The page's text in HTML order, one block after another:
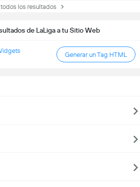
los resultados
de LaLiga a tu Sitio Web
Generar un Tag HTML